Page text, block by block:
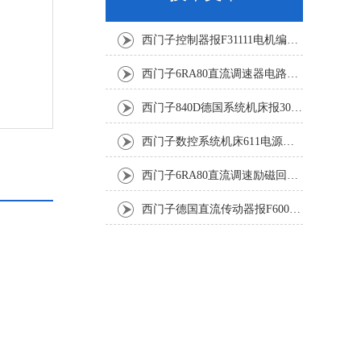
西门子控制器报F31111电机编码器坏修复解决
西门子6RA80直流调速器电路板坏销售修理单位
西门子840D德国系统机床报300501修复解决
西门子数控系统机床611电源模块灯不显示修复解决
西门子6RA80直流调速励磁回路坏报F60005修复排除
西门子德国直流传动器报F60067高温报警修复排除方法